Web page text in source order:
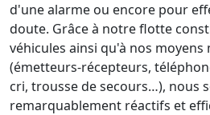
d'une alarme ou encore pour
doute. Grâce à notre flotte
véhicules ainsi qu'à nos
(émetteurs-récepteurs,
cri, trousse de secours…), nous
remarquablement réactifs et